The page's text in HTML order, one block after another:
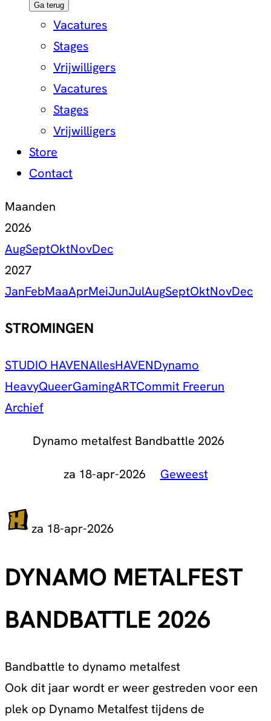
Ga terug
Vacatures
Stages
Vrijwilligers
Vacatures
Stages
Vrijwilligers
Store
Contact
Maanden
2026
AugSeptOktNovDec
2027
JanFebMaaAprMeiJunJulAugSeptOktNovDec
STROMINGEN
STUDIO HAVENAllesHAVENDynamo
HeavyQueerGamingARTCommit Freerun
Archief
Dynamo metalfest Bandbattle 2026
za 18-apr-2026 Geweest
za 18-apr-2026
DYNAMO METALFEST
BANDBATTLE 2026
Bandbattle to dynamo metalfest
Ook dit jaar wordt er weer gestreden voor een
plek op Dynamo Metalfest tijdens de